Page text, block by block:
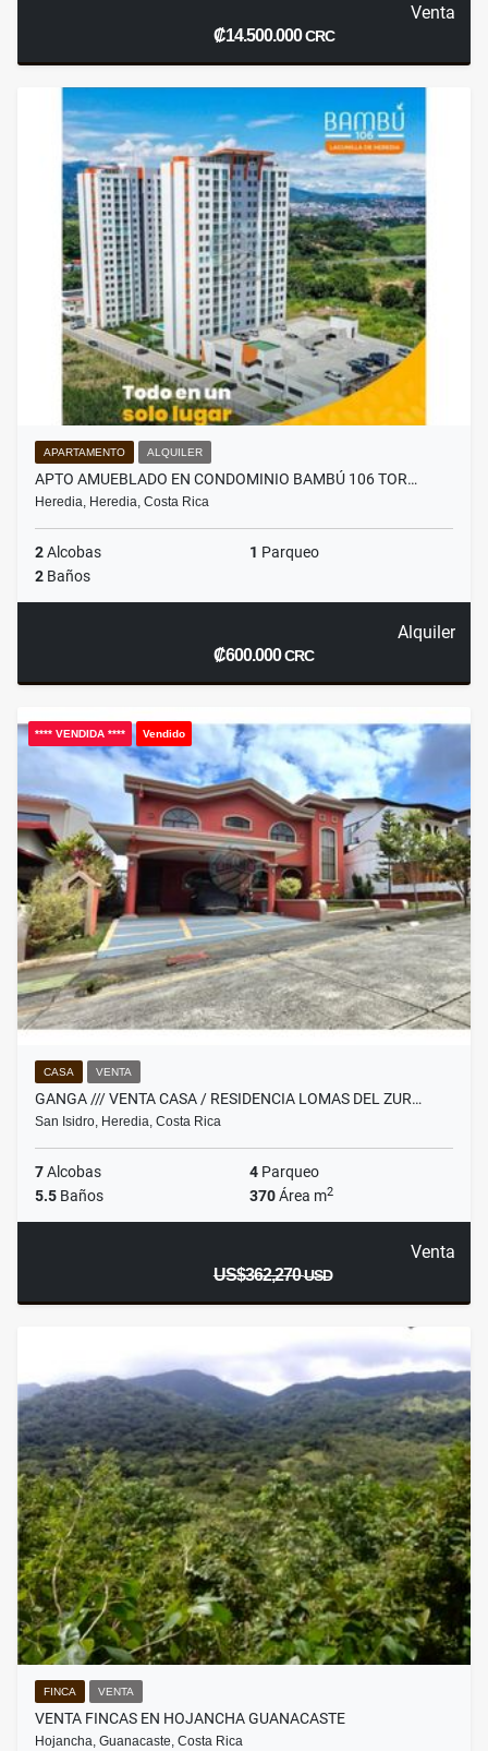
Venta
₡14.500.000CRC
APARTAMENTO ALQUILER
APTO AMUEBLADO EN CONDOMINIO BAMBÚ 106 TOR…
Heredia, Heredia, Costa Rica
2Alcobas 1 Parqueo
2 Baños
Alquiler
₡600.000CRC
**** VENDIDA **** Vendido
CASA VENTA
GANGA /// VENTA CASA / RESIDENCIA LOMAS DEL ZUR…
San Isidro, Heredia, Costa Rica
7Alcobas 4 Parqueo
5.5 Baños 370Área m2
Venta
US$362,270USD
FINCA VENTA
VENTA FINCAS EN HOJANCHA GUANACASTE
Hojancha, Guanacaste, Costa Rica